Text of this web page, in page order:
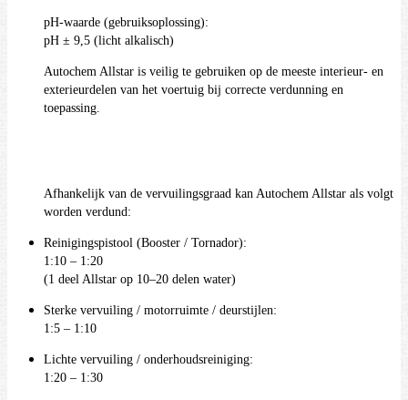
pH-waarde (gebruiksoplossing):
pH ± 9,5 (licht alkalisch)
Autochem Allstar is veilig te gebruiken op de meeste interieur- en
exterieurdelen van het voertuig bij correcte verdunning en
toepassing.
Afhankelijk van de vervuilingsgraad kan Autochem Allstar als volgt
worden verdund:
Reinigingspistool (Booster / Tornador):
1:10 – 1:20
(1 deel Allstar op 10–20 delen water)
Sterke vervuiling / motorruimte / deurstijlen:
1:5 – 1:10
Lichte vervuiling / onderhoudsreiniging:
1:20 – 1:30